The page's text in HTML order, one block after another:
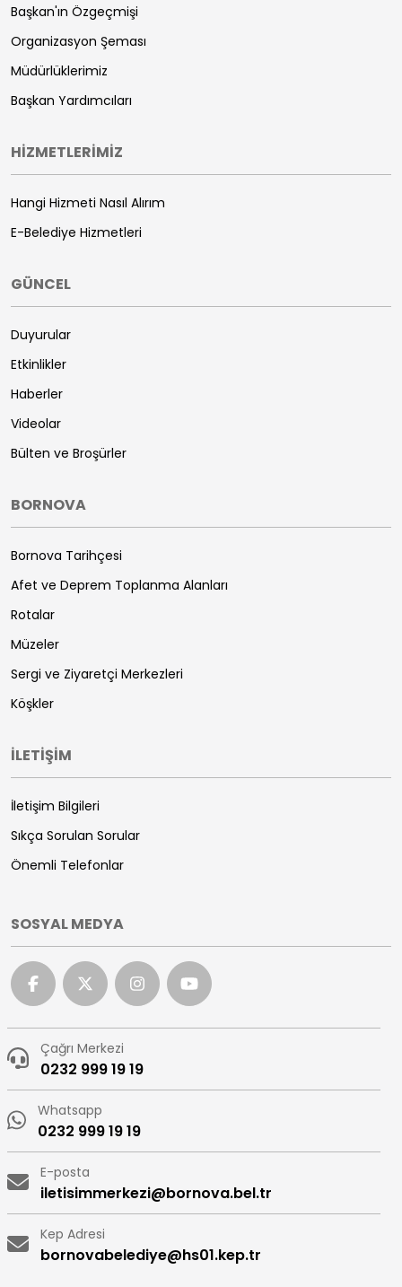
Başkan'ın Özgeçmişi
Organizasyon Şeması
Müdürlüklerimiz
Başkan Yardımcıları
HİZMETLERİMİZ
Hangi Hizmeti Nasıl Alırım
E-Belediye Hizmetleri
GÜNCEL
Duyurular
Etkinlikler
Haberler
Videolar
Bülten ve Broşürler
BORNOVA
Bornova Tarihçesi
Afet ve Deprem Toplanma Alanları
Rotalar
Müzeler
Sergi ve Ziyaretçi Merkezleri
Köşkler
İLETİŞİM
İletişim Bilgileri
Sıkça Sorulan Sorular
Önemli Telefonlar
SOSYAL MEDYA
Çağrı Merkezi
0232 999 19 19
Whatsapp
0232 999 19 19
E-posta
iletisimmerkezi@bornova.bel.tr
Kep Adresi
bornovabelediye@hs01.kep.tr